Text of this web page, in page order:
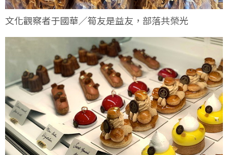
文化觀察者于國華／筍友是益友，部落共榮光